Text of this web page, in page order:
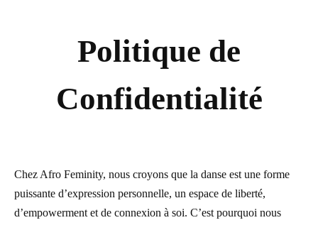
Politique de
Confidentialité
Chez Afro Feminity, nous croyons que la danse est une forme
puissante d’expression personnelle, un espace de liberté,
d’empowerment et de connexion à soi. C’est pourquoi nous